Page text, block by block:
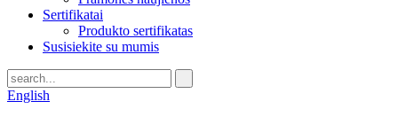
Sertifikatai
Produkto sertifikatas
Susisiekite su mumis
English